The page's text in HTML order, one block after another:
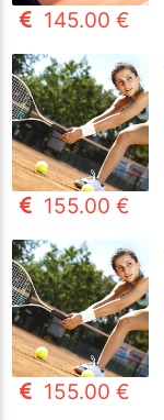
145.00 €
155.00 €
155.00 €